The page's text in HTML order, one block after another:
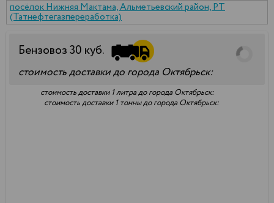
посёлок Нижняя Мактама, Альметьевский район, РТ
(Татнефтегазпереработка)
Бензовоз30 куб.
стоимость доставки до города Октябрьск:
стоимость доставки 1 литра до города Октябрьск:
стоимость доставки 1 тонны до города Октябрьск: